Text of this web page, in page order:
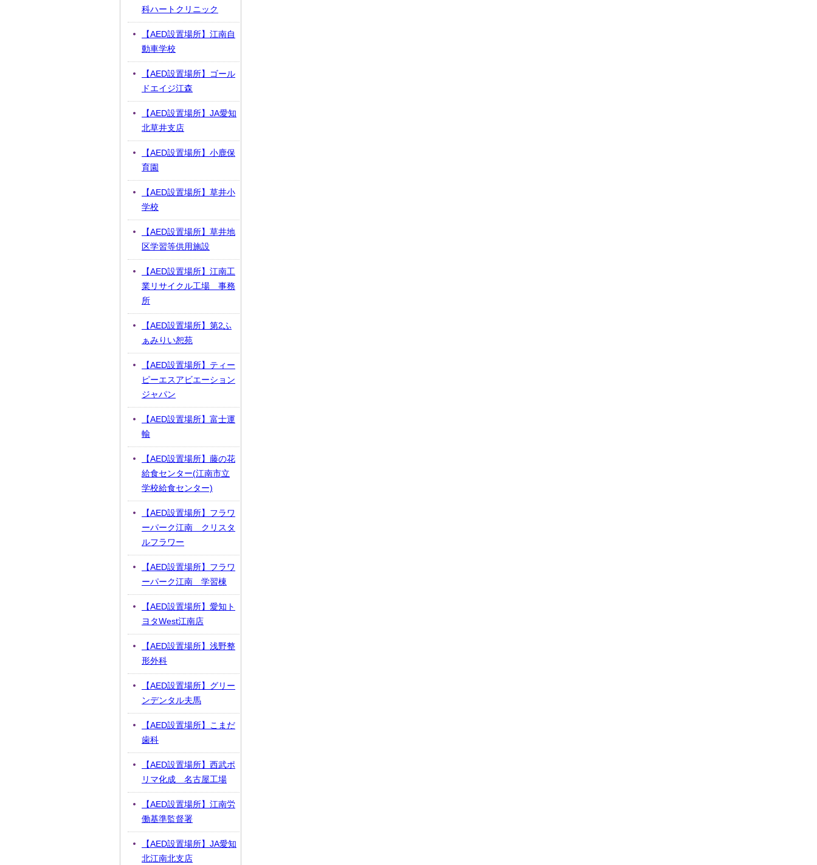
科ハートクリニック
【AED設置場所】江南自
動車学校
【AED設置場所】ゴール
ドエイジ江森
【AED設置場所】JA愛知
北草井支店
【AED設置場所】小鹿保
育園
【AED設置場所】草井小
学校
【AED設置場所】草井地
区学習等供用施設
【AED設置場所】江南工
業リサイクル工場 事務
所
【AED設置場所】第2ふ
ぁみりい恕苑
【AED設置場所】ティー
ピーエスアビエーション
ジャパン
【AED設置場所】富士運
輸
【AED設置場所】藤の花
給食センター(江南市立
学校給食センター)
【AED設置場所】フラワ
ーパーク江南 クリスタ
ルフラワー
【AED設置場所】フラワ
ーパーク江南 学習棟
【AED設置場所】愛知ト
ヨタWest江南店
【AED設置場所】浅野整
形外科
【AED設置場所】グリー
ンデンタル夫馬
【AED設置場所】こまだ
歯科
【AED設置場所】西武ポ
リマ化成 名古屋工場
【AED設置場所】江南労
働基準監督署
【AED設置場所】JA愛知
北江南北支店